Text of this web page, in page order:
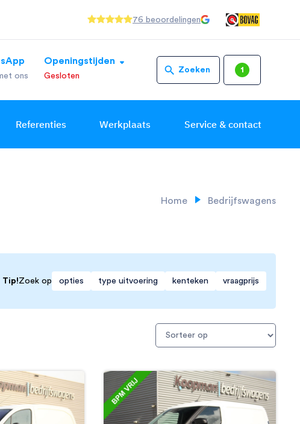
76 beoordelingen
ons
Openingstijden
Gesloten
Zoeken 1
Referenties Werkplaats Service & contact
Home Bedrijfswagens
Tip!Zoek op opties type uitvoering kenteken vraagprijs